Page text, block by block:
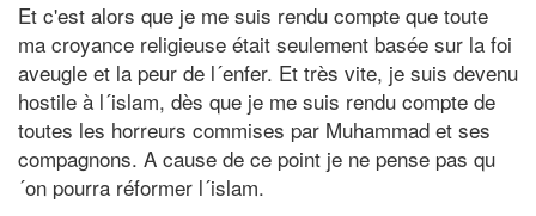
Et c'est alors que je me suis rendu compte que toute
ma croyance religieuse était seulement basée sur la foi
aveugle et la peur de l´enfer. Et très vite, je suis devenu
hostile à l´islam, dès que je me suis rendu compte de
toutes les horreurs commises par Muhammad et ses
compagnons. A cause de ce point je ne pense pas qu
´on pourra réformer l´islam.